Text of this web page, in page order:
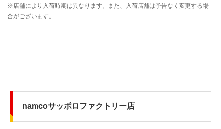
namcoサッポロファクトリー店